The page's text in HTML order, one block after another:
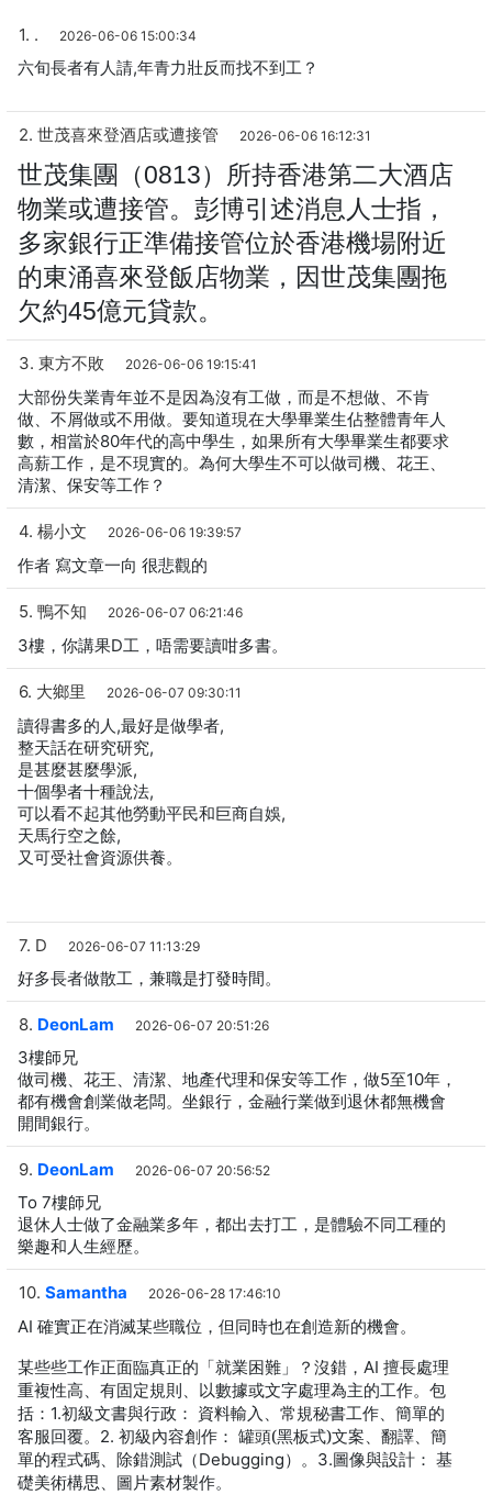
1. . 2026-06-06 15:00:34
六旬長者有人請,年青力壯反而找不到工？
2. 世茂喜來登酒店或遭接管 2026-06-06 16:12:31
世茂集團（0813）所持香港第二大酒店
物業或遭接管。 彭博引述消息人士指，
多家銀行正準備接管位於香港機場附近
的東涌喜來登飯店物業， 因世茂集團拖
欠約45億元貸款。
3. 東方不敗 2026-06-06 19:15:41
大部份失業青年並不是因為沒有工做，而是不想做、不肯
做、不屑做或不用做。要知道現在大學畢業生佔整體青年人
數，相當於80年代的高中學生，如果所有大學畢業生都要求
高薪工作，是不現實的。為何大學生不可以做司機、花王、
清潔、保安等工作？
4. 楊小文 2026-06-06 19:39:57
作者 寫文章一向 很悲觀的
5. 鴨不知 2026-06-07 06:21:46
3樓，你講果D工，唔需要讀咁多書。
6. 大鄉里 2026-06-07 09:30:11
讀得書多的人,最好是做學者,
整天話在研究研究,
是甚麼甚麼學派,
十個學者十種說法,
可以看不起其他勞動平民和巨商自娛,
天馬行空之餘,
又可受社會資源供養。
7. D 2026-06-07 11:13:29
好多長者做散工，兼職是打發時間。
8. DeonLam 2026-06-07 20:51:26
3樓師兄
做司機、花王、清潔、地產代理和保安等工作，做5至10年，
都有機會創業做老闆。坐銀行，金融行業做到退休都無機會
開間銀行。
9. DeonLam 2026-06-07 20:56:52
To 7樓師兄
退休人士做了金融業多年，都出去打工，是體驗不同工種的
樂趣和人生經歷。
10. Samantha 2026-06-28 17:46:10
AI 確實正在消滅某些職位，但同時也在創造新的機會。
某些些工作正面臨真正的「就業困難」？沒錯， AI 擅長處理
重複性高、有固定規則、以數據或文字處理為主的工作。包
括： 1.初級文書與行政： 資料輸入、常規秘書工作、簡單的
客服回覆。 2. 初級內容創作： 罐頭(黑板式)文案、翻譯、簡
單的程式碼、除錯測試（Debugging）。 3.圖像與設計： 基
礎美術構思、圖片素材製作。